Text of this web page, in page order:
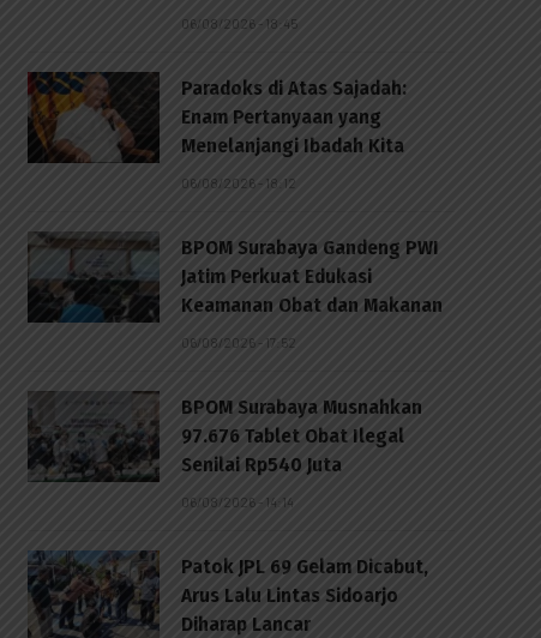
06/08/2026 - 18:45
Paradoks di Atas Sajadah:
Enam Pertanyaan yang
Menelanjangi Ibadah Kita
06/08/2026 - 18:12
BPOM Surabaya Gandeng PWI
Jatim Perkuat Edukasi
Keamanan Obat dan Makanan
06/08/2026 - 17:52
BPOM Surabaya Musnahkan
97.676 Tablet Obat Ilegal
Senilai Rp540 Juta
06/08/2026 - 14:14
Patok JPL 69 Gelam Dicabut,
Arus Lalu Lintas Sidoarjo
Diharap Lancar